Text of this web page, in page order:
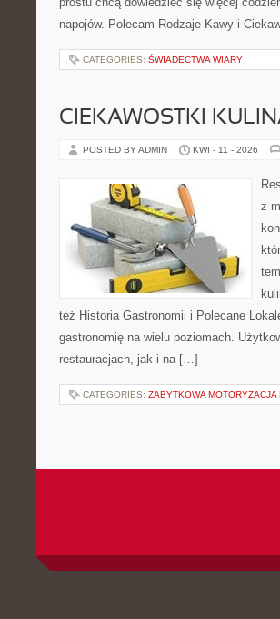
napojów. Polecam Rodzaje Kawy i
CATEGORIES: ŚWIADECTWA WIARY
CIEKAWOSTKI
POSTED BY ADMIN KWI - 11 - 2026
z
też Historia Gastronomii i Polecane
gastronomię na wielu poziomach.
restauracjach, jak i na […]
CATEGORIES: ZABYTKOWA MOTORYZACJA